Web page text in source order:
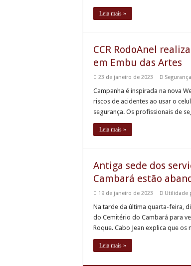
Leia mais »
CCR RodoAnel
em Embu das Artes
23 de janeiro de 2023 Segurança
Campanha é inspirada na nova
riscos de acidentes ao usar o
segurança. Os profissionais de
Leia mais »
Antiga sede dos
Cambará estão
19 de janeiro de 2023 Utilidade
Na tarde da última quarta-feira,
do Cemitério do Cambará para
Roque. Cabo Jean explica que
Leia mais »